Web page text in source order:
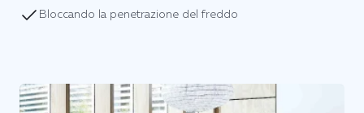
Bloccando la penetrazione del freddo